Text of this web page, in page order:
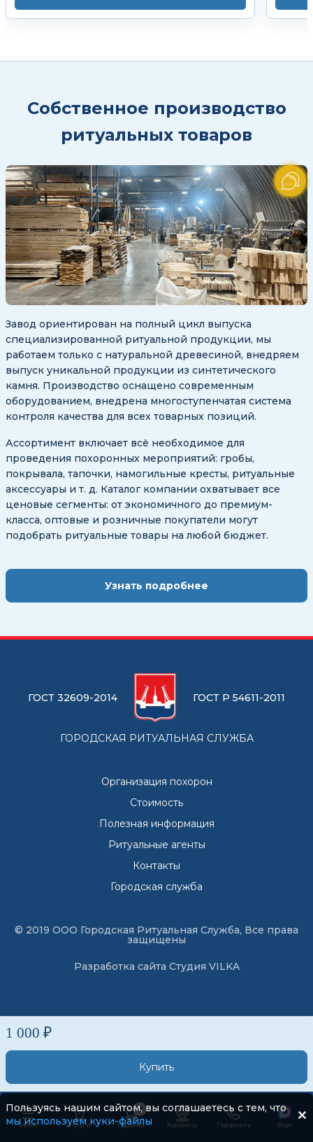
1 000 ₽
Купить
Собственное производство
ритуальных товаров
Завод ориентирован на полный цикл выпуска
специализированной ритуальной продукции, мы
работаем только с натуральной древесиной, внедряем
выпуск уникальной продукции из синтетического
камня. Производство оснащено современным
оборудованием, внедрена многоступенчатая система
контроля качества для всех товарных позиций.
Ассортимент включает всё необходимое для
проведения похоронных мероприятий: гробы,
покрывала, тапочки, намогильные кресты, ритуальные
аксессуары и т. д. Каталог компании охватывает все
ценовые сегменты: от экономичного до премиум-
класса, оптовые и розничные покупатели могут
подобрать ритуальные товары на любой бюджет.
Узнать подробнее
ГОСТ 32609-2014 ГОСТ Р 54611-2011
ГОРОДСКАЯ РИТУАЛЬНАЯ СЛУЖБА
Организация похорон
Стоимость
Полезная информация
Ритуальные агенты
Контакты
Городская служба
© 2019 ООО Городская Ритуальная Служба, Все права
защищены
Разработка сайта Студия VILKA
Меню Услуги
0
Корзина Контакты Позвонить В чат
Пользуясь нашим сайтом, вы соглашаетесь с тем, что
мы используем куки-файлы